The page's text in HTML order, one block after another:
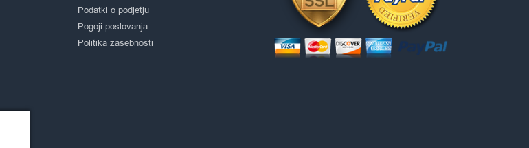
Podatki o podjetju
Pogoji poslovanja
Politika zasebnosti